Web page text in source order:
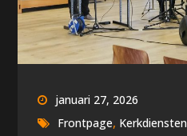
januari 27, 2026
Frontpage, Kerkdiensten